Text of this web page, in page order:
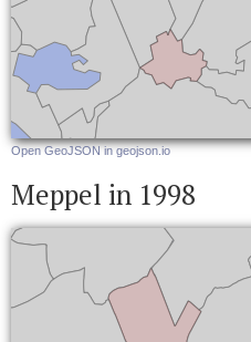
Open GeoJSON in geojson.io
Meppel in 1998